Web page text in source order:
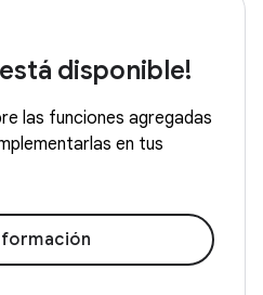
disponible!
las funciones agregadas
en tus